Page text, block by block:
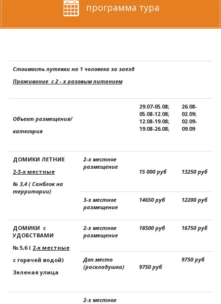
программа тура
Стоимость путевки на 1 человека за заезд
Проживание с 2 - х разовым питанием
Объект размещения/
категория
29.07-05.08;
05.08-12.08;
12.08-19.08;
19.08-26.08;
26.08-
02.09;
02.09-
09.09
ДОМИКИ ЛЕТНИЕ
2-3-х местные
№ 3,4 ( Санблок на
территории)
2-х местное
размещение
15 000 руб 13250 руб
3-х местное
размещение
14650 руб 12200 руб
ДОМИКИ с
УДОБСТВАМИ
№ 5,6 ( 2-х местные
с горячей водой)
Зеленая улица
2-х местное
размещение
18500 руб 16750 руб
Доп.место
(раскладушка)
9750 руб
9750 руб
2-х местное